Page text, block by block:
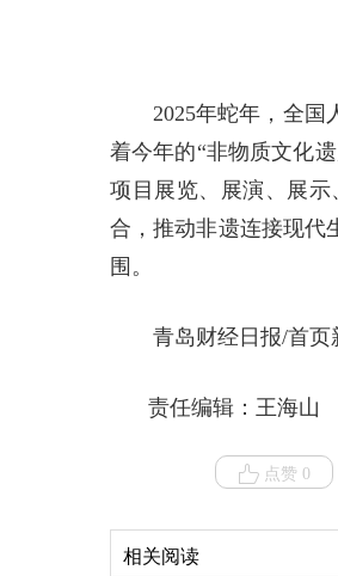
2025年蛇年，全国
着今年的“非物质文化
项目展览、展演、展
合，推动非遗连接现代
围。
青岛财经日报/首页
责任编辑：王海山
点赞 0
相关阅读